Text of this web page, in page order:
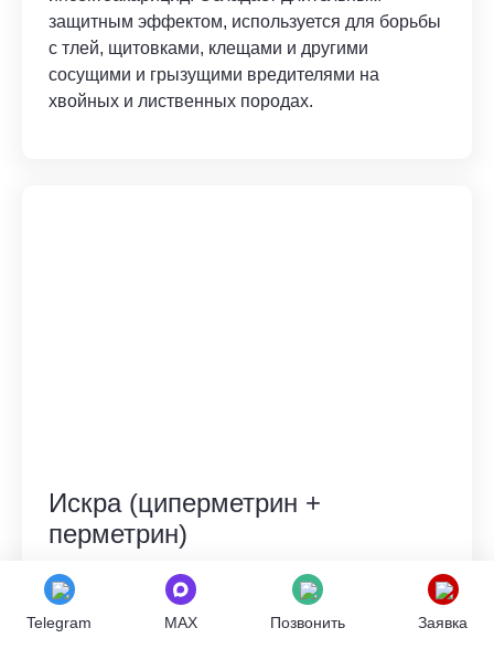
защитным эффектом, используется для борьбы
с тлей, щитовками, клещами и другими
сосущими и грызущими вредителями на
хвойных и лиственных породах.
Искра (циперметрин +
перметрин)
Универсальный контактно-кишечный
инсектицид на основе пиретроидов.
Эффективен против большинства садовых
Telegram MAX Позвонить Заявка